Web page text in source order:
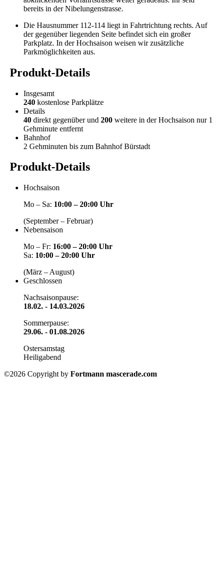
bereits in der Nibelungenstrasse.
Die Hausnummer 112-114 liegt in Fahrtrichtung rechts. Auf
der gegenüber liegenden Seite befindet sich ein großer
Parkplatz. In der Hochsaison weisen wir zusätzliche
Parkmöglichkeiten aus.
Produkt-Details
Insgesamt
240 kostenlose Parkplätze
Details
40 direkt gegenüber und 200 weitere in der Hochsaison nur 1
Gehminute entfernt
Bahnhof
2 Gehminuten bis zum Bahnhof Bürstadt
Produkt-Details
Hochsaison
Mo – Sa: 10:00 – 20:00 Uhr
(September – Februar)
Nebensaison
Mo – Fr: 16:00 – 20:00 Uhr
Sa: 10:00 – 20:00 Uhr
(März – August)
Geschlossen
Nachsaisonpause:
18.02. - 14.03.2026
Sommerpause:
29.06. - 01.08.2026
Ostersamstag
Heiligabend
©2026 Copyright by Fortmann mascerade.com